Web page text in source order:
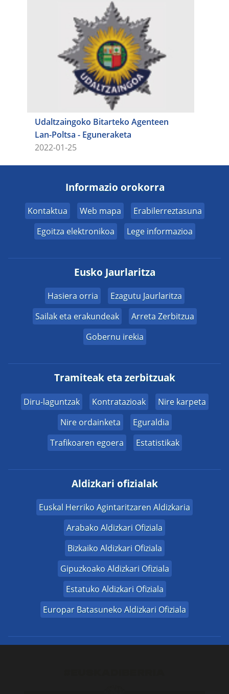
Udaltzaingoko Bitarteko Agenteen
Lan-Poltsa - Eguneraketa
2022-01-25
Informazio orokorra
Kontaktua Web mapa
Erabilerreztasuna
Egoitza elektronikoa
Lege informazioa
Eusko Jaurlaritza
Hasiera orria
Ezagutu Jaurlaritza
Sailak eta erakundeak
Arreta Zerbitzua
Gobernu irekia
Tramiteak eta zerbitzuak
Diru-laguntzak Kontratazioak
Nire karpeta
Nire ordainketa
Eguraldia
Trafikoaren egoera
Estatistikak
Aldizkari ofizialak
Euskal Herriko Agintaritzaren Aldizkaria
Arabako Aldizkari Ofiziala
Bizkaiko Aldizkari Ofiziala
Gipuzkoako Aldizkari Ofiziala
Estatuko Aldizkari Ofiziala
Europar Batasuneko Aldizkari Ofiziala